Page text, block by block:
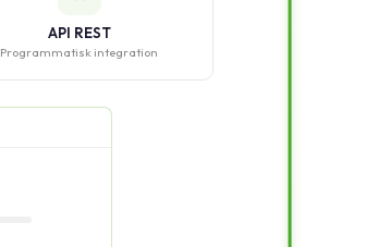
API REST
Programmatisk integration